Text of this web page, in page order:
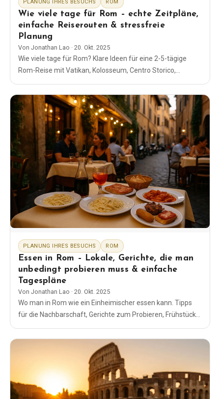
PLANUNG IHRES BESUCHS ROM
Wie viele tage für Rom – echte Zeitpläne,
einfache Reiserouten & stressfreie
Planung
Von Jonathan Lao · 20. Okt. 2025
Wie viele tage für Rom? Klare Ideen für eine 2-5-tägige
Rom-Reise mit Vatikan, Kolosseum, Centro Storico,
kulinarischen Touren und Tipps zur Zeitplanung.
PLANUNG IHRES BESUCHS ROM
Essen in Rom – Lokale, Gerichte, die man
unbedingt probieren muss & einfache
Tagespläne
Von Jonathan Lao · 20. Okt. 2025
Wo man in Rom wie ein Einheimischer essen kann. Tipps
für die Nachbarschaft, Gerichte zum Probieren, Frühstück
und clevere Sonntagspläne.